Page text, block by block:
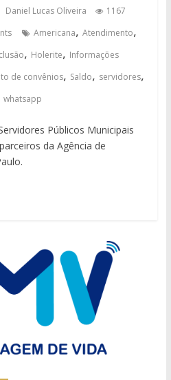
Daniel Lucas Oliveira
1167
Americana, Atendimento,
, Holerite, Informações
de convênios, Saldo, servidores,
whatsapp
Públicos Municipais
da Agência de